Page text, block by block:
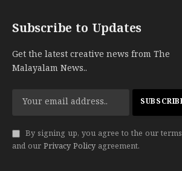
Subscribe to Updates
Get the latest creative news from The
Malayalam News..
By signing up, you agree to the our terms
and our Privacy Policy agreement.